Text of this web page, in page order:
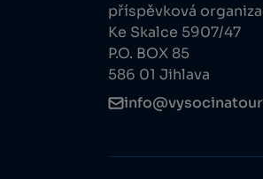
příspěvková
Ke Skalce 5907/47
P.O. BOX 85
586 01 Jihlava